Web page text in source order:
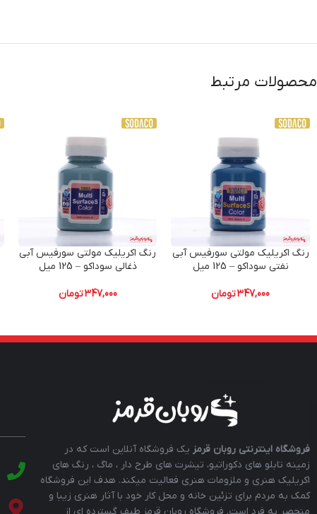
محصولات مرتبط
رنگ اکریلیک مولتی سورفیس آبی
نفتی سوداکو – 125 میل
347,000تومان
رنگ اکریلیک مولتی سورفیس آبی
ذغالی سوداکو – 125 میل
347,000تومان
فروشگاه اینترنتی روبان قرمز یک فروشگاه آنلاین است که در
زمینه تابلو های دکوراتیو، تیشرت های طرح دار ، ماگ ، رنگ های
اکریلیک هنری و ملزومات هنری فعالیت میکند. هدف این فروشگاه
کمک به مردم برای تزئین خانه و محل کار خود با آثار هنری زیبا و